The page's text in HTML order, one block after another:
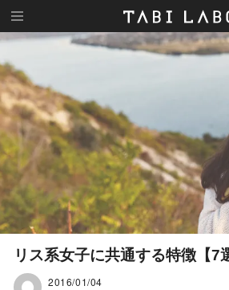
リス系女子に共通する特徴【7
2016/01/04